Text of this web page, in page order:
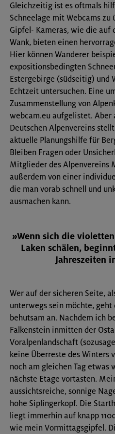
Gleichzeitig ist es oftmals
Schneelage mit Webcams
Gipfel- Kameras, wie die auf
Wank, bieten einen
Hier können Wanderer
expositionsbedingten
Estergebirge (südseitig) und
Echtzeit untersuchen. Eine
Zusammenstellung von
webcam.eu aufgelistet. Aber
Deutschen Alpenvereins
aktuelle Planungshilfe für
Bleiben Fragen oder
Mitglieder des Alpenvereins
außerdem von einer
die man vorab schnell und
ausmachen kann.
»Wenn sich die
Laken schälen,
Jahreszeiten
Wer auf der sicheren Seite,
unterwegs sein möchte,
behutsam an. Nachdem ich
Falkenstein inmitten der
Voralpenlandschaft
keine Überreste des Winters
noch am gleichen Tag etwas
nächste Etage vortasten.
aussichtsreiche, sonnige
hohe Siplingerkopf. Die
liegt immerhin auf knapp
wie mein Vormittagsgipfel.